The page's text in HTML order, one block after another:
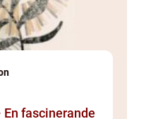
fascinerande